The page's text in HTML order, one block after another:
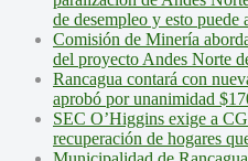
de desempleo y esto puede
Comisión de Minería
del proyecto Andes Norte
Rancagua contará con
aprobó por unanimidad
SEC O’Higgins exige a
recuperación de hogares